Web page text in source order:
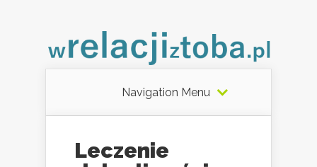
Navigation Menu
Leczenie